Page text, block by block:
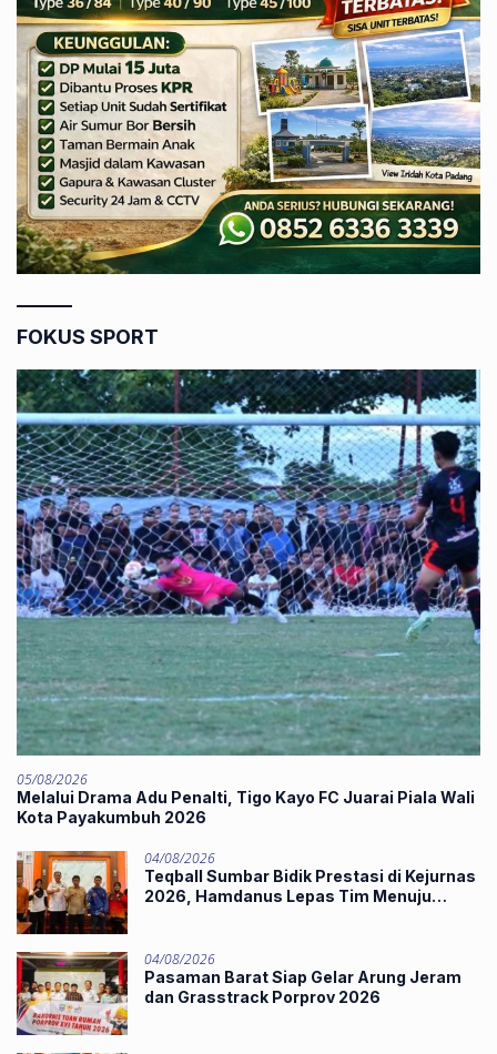
FOKUS SPORT
05/08/2026
Melalui Drama Adu Penalti, Tigo Kayo FC Juarai Piala Wali
Kota Payakumbuh 2026
04/08/2026
Teqball Sumbar Bidik Prestasi di Kejurnas
2026, Hamdanus Lepas Tim Menuju
04/08/2026
Pasaman Barat Siap Gelar Arung Jeram
dan Grasstrack Porprov 2026